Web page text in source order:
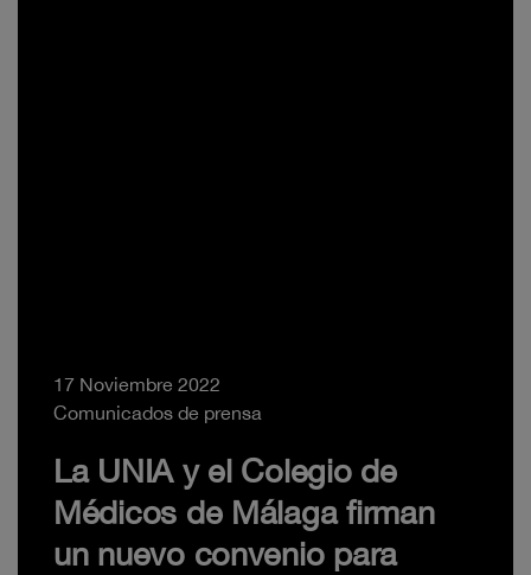
17 Noviembre 2022
Comunicados de prensa
La UNIA y el Colegio de
Médicos de Málaga firman
un nuevo convenio para